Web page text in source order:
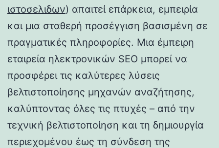
ιστοσελιδων) απαιτεί επάρκεια, εμπειρία
και μια σταθερή προσέγγιση βασισμένη σε
πραγματικές πληροφορίες. Μια έμπειρη
εταιρεία ηλεκτρονικών SEO μπορεί να
προσφέρει τις καλύτερες λύσεις
βελτιστοποίησης μηχανών αναζήτησης,
καλύπτοντας όλες τις πτυχές – από την
τεχνική βελτιστοποίηση και τη δημιουργία
περιεχομένου έως τη σύνδεση της